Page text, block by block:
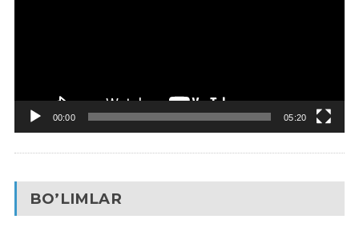
00:00 05:20
BO’LIMLAR